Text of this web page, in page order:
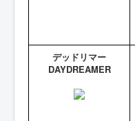
デッドリマー
DAYDREAMER